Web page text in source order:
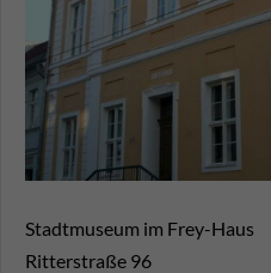
Stadtmuseum im Frey-Haus
Ritterstraße 96